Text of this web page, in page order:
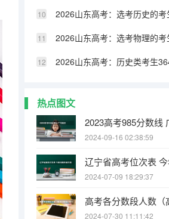
热点图文
2024-09-16 02:38:59
2024-07-09 18:29:37
2024-07-30 11:11:42